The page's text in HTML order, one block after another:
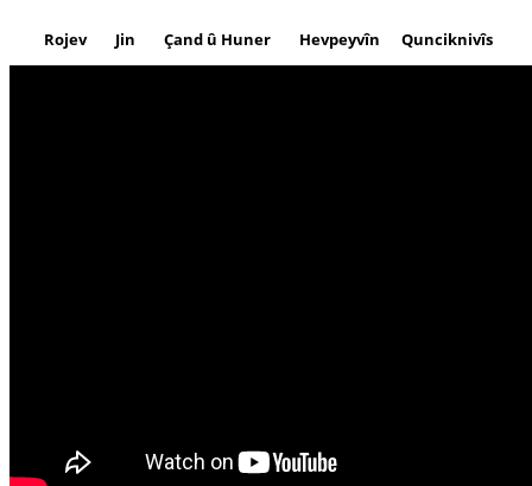
Rojev Jin Çand û Huner Hevpeyvîn Qunciknivîs